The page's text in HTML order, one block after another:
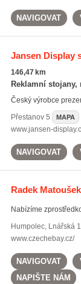
NAVIGOVAT
Jansen Display
146,47 km
Reklamní stojany,
Český výrobce
Přestanov5 MAPA
www.jansen-
NAVIGOVAT
Radek Matoušek
Nabízíme
Humpolec, Lnářská
www.czechebay.cz/
NAVIGOVAT
NAPIŠTE NÁM